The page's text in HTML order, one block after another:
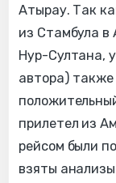
Атырау. Так
из Стамбула
Нур-Султана,
автора) также
прилетел из
рейсом были
взяты